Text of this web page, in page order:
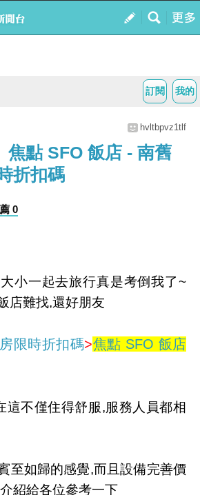
我的
訂閱
hvltbpvz1tlf
焦點 SFO 飯店 - 南舊
折扣碼
0
小一起去旅行真是考倒我了~
店難找,還好朋友
限時折扣碼>焦點 SFO 飯店
這不僅住得舒服,服務人員都相
至如歸的感覺,而且設備完善價
紹給各位參考一下